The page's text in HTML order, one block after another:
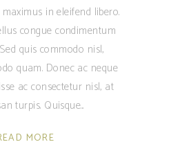
in eleifend libero.
congue condimentum
quis commodo nisl,
quam. Donec ac neque
ac consectetur nisl, at
turpis. Quisque
MORE